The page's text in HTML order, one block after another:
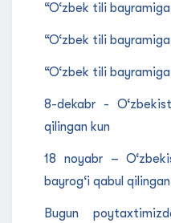
“O‘zbek tili
“O‘zbek tili
“O‘zbek tili
8-dekabr -
qilingan kun
18 noyabr –
bayrog‘i qabul
Bugun